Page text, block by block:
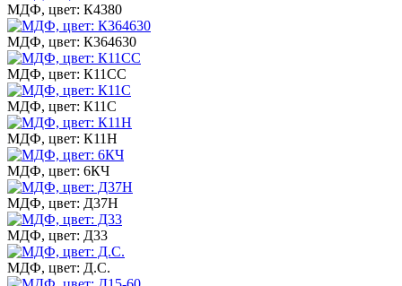
МДФ, цвет: К4380
МДФ, цвет: К364630
МДФ, цвет: К11СС
МДФ, цвет: К11С
МДФ, цвет: К11Н
МДФ, цвет: 6КЧ
МДФ, цвет: Д37Н
МДФ, цвет: Д33
МДФ, цвет: Д.С.